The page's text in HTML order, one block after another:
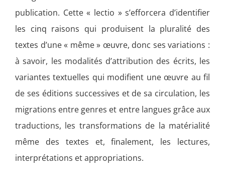
publication. Cette « lectio » s’efforcera d’identifier
les cinq raisons qui produisent la pluralité des
textes d’une « même » œuvre, donc ses variations :
à savoir, les modalités d’attribution des écrits, les
variantes textuelles qui modifient une œuvre au fil
de ses éditions successives et de sa circulation, les
migrations entre genres et entre langues grâce aux
traductions, les transformations de la matérialité
même des textes et, finalement, les lectures,
interprétations et appropriations.